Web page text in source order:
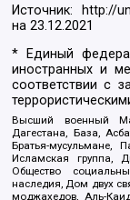
Источник: http://
на23.12.2021
* Единый
иностранных и
соответствии с
Высший военный
Дагестана, База,
Братья-мусульмане,
Исламская группа,
Общество
наследия, Дом двух
моджахедов, Аль-